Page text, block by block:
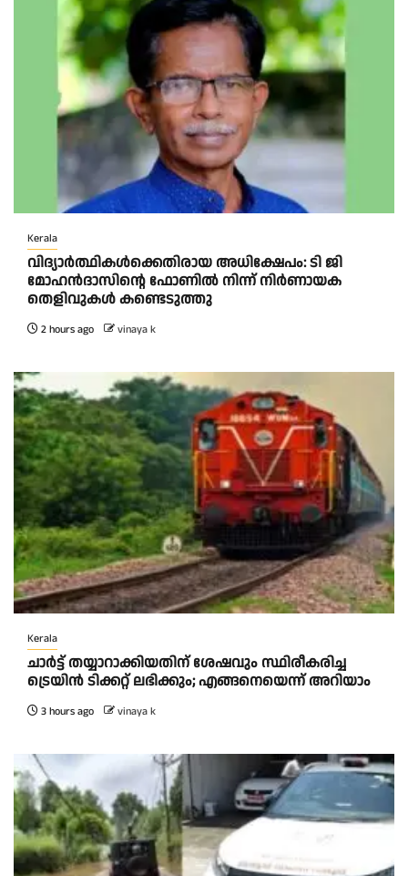
Kerala
വിദ്യാര്‍ത്ഥികള്‍ക്കെതിരായ അധിക്ഷേപം: ടി ജി
മോഹന്‍ദാസിന്റെ ഫോണില്‍ നിന്ന് നിര്‍ണായക
തെളിവുകള്‍ കണ്ടെടുത്തു
2 hours ago vinaya k
Kerala
ചാര്‍ട്ട് തയ്യാറാക്കിയതിന് ശേഷവും സ്ഥിരീകരിച്ച
ട്രെയിന്‍ ടിക്കറ്റ് ലഭിക്കും; എങ്ങനെയെന്ന് അറിയാം
3 hours ago vinaya k